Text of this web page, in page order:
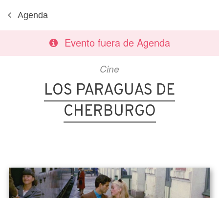
Agenda
Evento fuera de Agenda
Cine
LOS PARAGUAS DE
CHERBURGO